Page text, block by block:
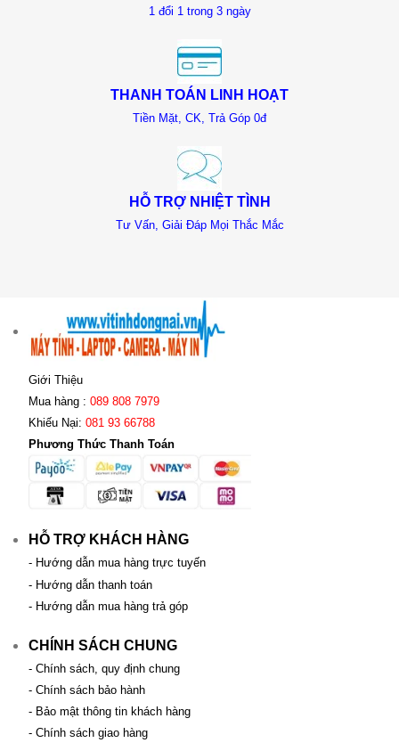
1 đổi 1 trong 3 ngày
THANH TOÁN LINH HOẠT
Tiền Mặt, CK, Trả Góp 0đ
HỖ TRỢ NHIỆT TÌNH
Tư Vấn, Giải Đáp Mọi Thắc Mắc
Giới Thiệu
Mua hàng : 089 808 7979
Khiếu Nại: 081 93 66788
Phương Thức Thanh Toán
HỖ TRỢ KHÁCH HÀNG
- Hướng dẫn mua hàng trực tuyến
- Hướng dẫn thanh toán
- Hướng dẫn mua hàng trả góp
CHÍNH SÁCH CHUNG
- Chính sách, quy định chung
- Chính sách bảo hành
- Bảo mật thông tin khách hàng
- Chính sách giao hàng